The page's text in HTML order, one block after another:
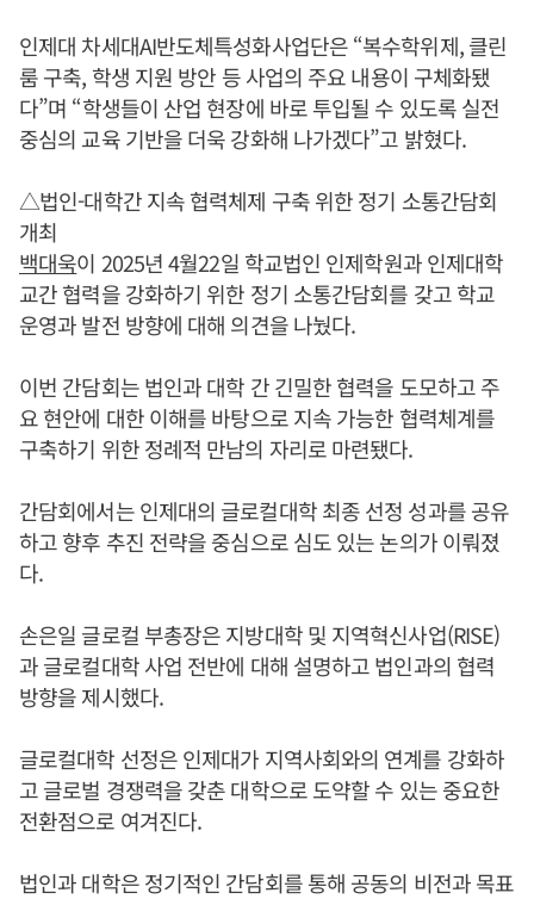
인제대 차세대AI반도체특성화사업단은 “복수학위제, 클린
룸 구축, 학생 지원 방안 등 사업의 주요 내용이 구체화됐
다”며 “학생들이 산업 현장에 바로 투입될 수 있도록 실전
중심의 교육 기반을 더욱 강화해 나가겠다”고 밝혔다.
△법인-대학간 지속 협력체제 구축 위한 정기 소통간담회
개최
백대욱이 2025년 4월22일 학교법인 인제학원과 인제대학
교간 협력을 강화하기 위한 정기 소통간담회를 갖고 학교
운영과 발전 방향에 대해 의견을 나눴다.
이번 간담회는 법인과 대학 간 긴밀한 협력을 도모하고 주
요 현안에 대한 이해를 바탕으로 지속 가능한 협력체계를
구축하기 위한 정례적 만남의 자리로 마련됐다.
간담회에서는 인제대의 글로컬대학 최종 선정 성과를 공유
하고 향후 추진 전략을 중심으로 심도 있는 논의가 이뤄졌
다.
손은일 글로컬 부총장은 지방대학 및 지역혁신사업(RISE)
과 글로컬대학 사업 전반에 대해 설명하고 법인과의 협력
방향을 제시했다.
글로컬대학 선정은 인제대가 지역사회와의 연계를 강화하
고 글로벌 경쟁력을 갖춘 대학으로 도약할 수 있는 중요한
전환점으로 여겨진다.
법인과 대학은 정기적인 간담회를 통해 공동의 비전과 목표